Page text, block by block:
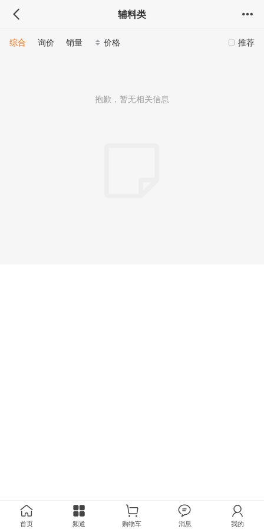
辅料类
推荐
综合 询价 销量 价格
抱歉，暂无相关信息
首页 频道 购物车 消息 我的